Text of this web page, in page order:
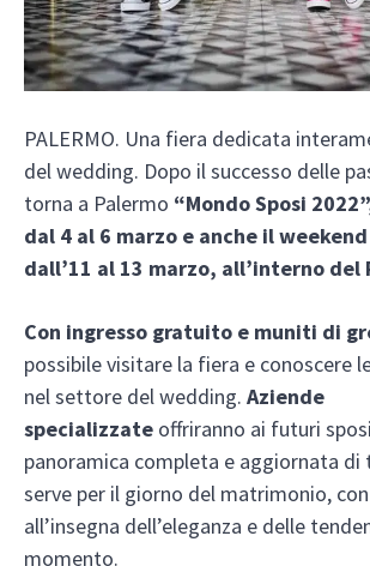
PALERMO. Una fiera dedicata
del wedding. Dopo il successo delle
torna a Palermo “Mondo Sposi
dal 4 al 6 marzo e anche il
dall’11 al 13 marzo, all’interno del
Con ingresso gratuito e muniti di
possibile visitare la fiera e conoscere
nel settore del wedding. Aziende
specializzate offriranno ai futuri
panoramica completa e aggiornata
serve per il giorno del matrimonio,
all’insegna dell’eleganza e delle
momento.